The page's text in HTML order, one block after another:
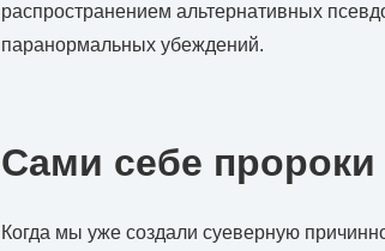
распространением альтернативных
паранормальных убеждений.
Сами себе пророки
Когда мы уже создали суеверную